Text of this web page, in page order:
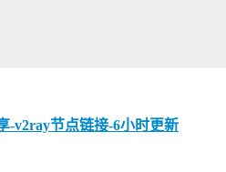
-v2ray节点链接-6小时更新